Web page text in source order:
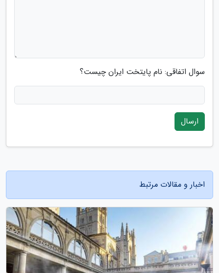
سوال اتفاقی: نام پایتخت ایران چیست؟
ارسال
اخبار و مقالات مرتبط